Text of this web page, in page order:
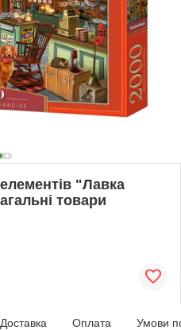
"Лавка
товари
Доставка Оплата Умови